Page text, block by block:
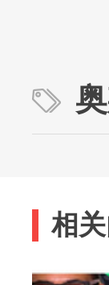
相